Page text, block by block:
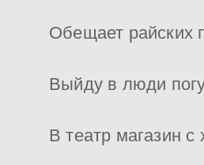
Обещает райских
Выйду в люди
В театр магазин с